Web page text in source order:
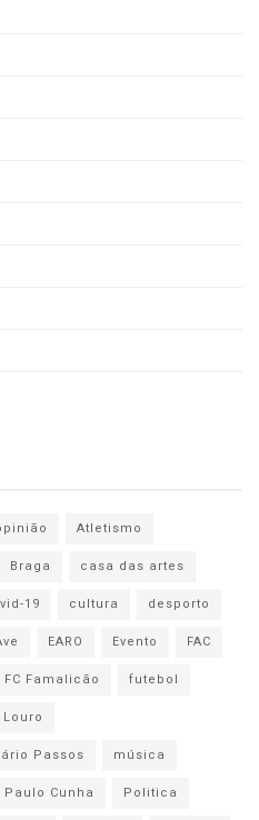
Atletismo
Braga
casa das artes
19 cultura
desporto
EARO Evento
FAC
FC Famalicão
futebol
Louro
Passos
música
Paulo Cunha
Politica